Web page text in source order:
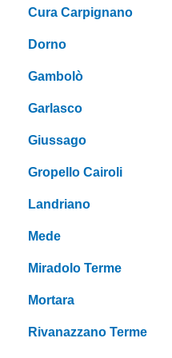
Cura Carpignano
Dorno
Gambolò
Garlasco
Giussago
Gropello Cairoli
Landriano
Mede
Miradolo Terme
Mortara
Rivanazzano Terme